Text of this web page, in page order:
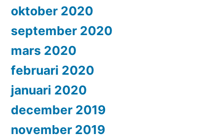
oktober 2020
september 2020
mars 2020
februari 2020
januari 2020
december 2019
november 2019